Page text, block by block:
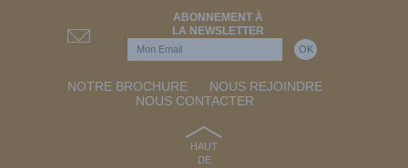
ABONNEMENT À
LA NEWSLETTER
NOTRE BROCHURE
NOUS REJOINDRE
NOUS CONTACTER
HAUT
DE